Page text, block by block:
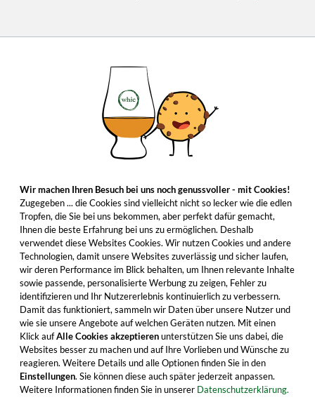
Wir machen Ihren Besuch bei uns noch genussvoller - mit Cookies!
Zugegeben ... die Cookies sind vielleicht nicht so lecker wie die edlen
Tropfen, die Sie bei uns bekommen, aber perfekt dafür gemacht,
Ihnen die beste Erfahrung bei uns zu ermöglichen. Deshalb
verwendet diese Websites Cookies. Wir nutzen Cookies und andere
Technologien, damit unsere Websites zuverlässig und sicher laufen,
wir deren Performance im Blick behalten, um Ihnen relevante Inhalte
sowie passende, personalisierte Werbung zu zeigen, Fehler zu
identifizieren und Ihr Nutzererlebnis kontinuierlich zu verbessern.
Damit das funktioniert, sammeln wir Daten über unsere Nutzer und
wie sie unsere Angebote auf welchen Geräten nutzen. Mit einen
Klick aufAlle Cookies akzeptierenunterstützen Sie uns dabei, die
Websites besser zu machen und auf Ihre Vorlieben und Wünsche zu
reagieren. Weitere Details und alle Optionen finden Sie in den
Einstellungen. Sie können diese auch später jederzeit anpassen.
Weitere Informationen finden Sie in unserer Datenschutzerklärung.